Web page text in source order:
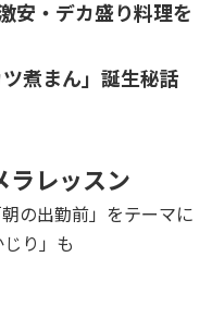
安・デカ盛り料理を
煮まん」誕生秘話
ラレッスン
の出勤前」をテーマに
り」も